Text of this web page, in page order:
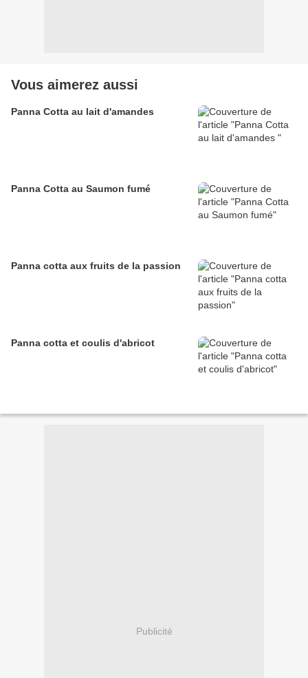
Vous aimerez aussi
Panna Cotta au lait d'amandes
Panna Cotta au Saumon fumé
Panna cotta aux fruits de la passion
Panna cotta et coulis d'abricot
Publicité